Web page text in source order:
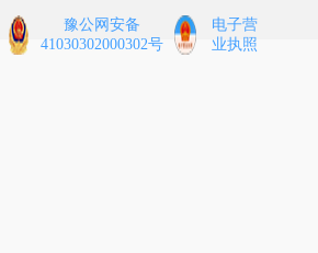
豫公网安备
41030302000302号
电子营
业执照